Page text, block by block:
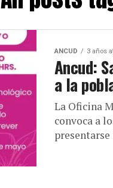
ANCUD 3 años
Ancud:
a la
La Oficina
convoca a
presentarse